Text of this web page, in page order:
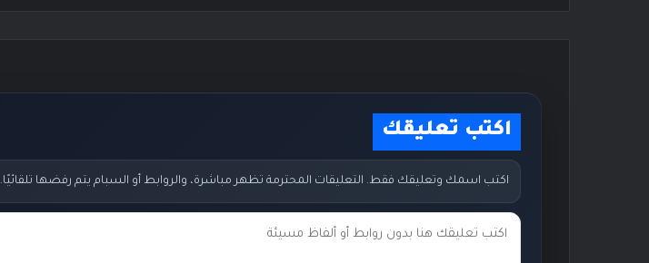
اكتب تعليقك
اكتب اسمك وتعليقك فقط. التعليقات المحترمة تظهر مباشرة، والروابط أو السبام يتم رفضها تلقائيًا.
ت